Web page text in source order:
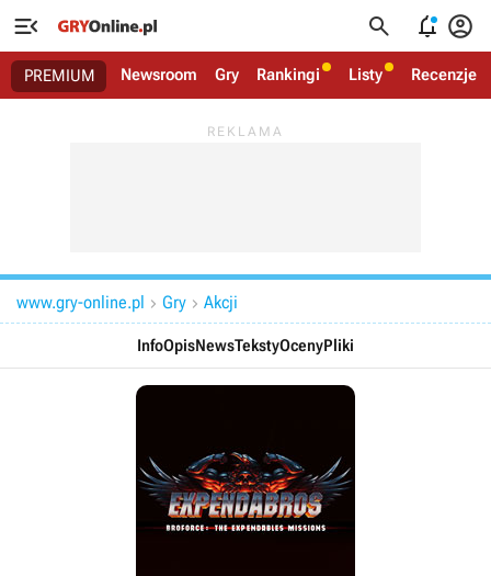
   
PREMIUM Newsroom Gry Rankingi Listy Recenzje
www.gry-online.pl  Gry  Akcji
InfoOpisNewsTekstyOcenyPliki